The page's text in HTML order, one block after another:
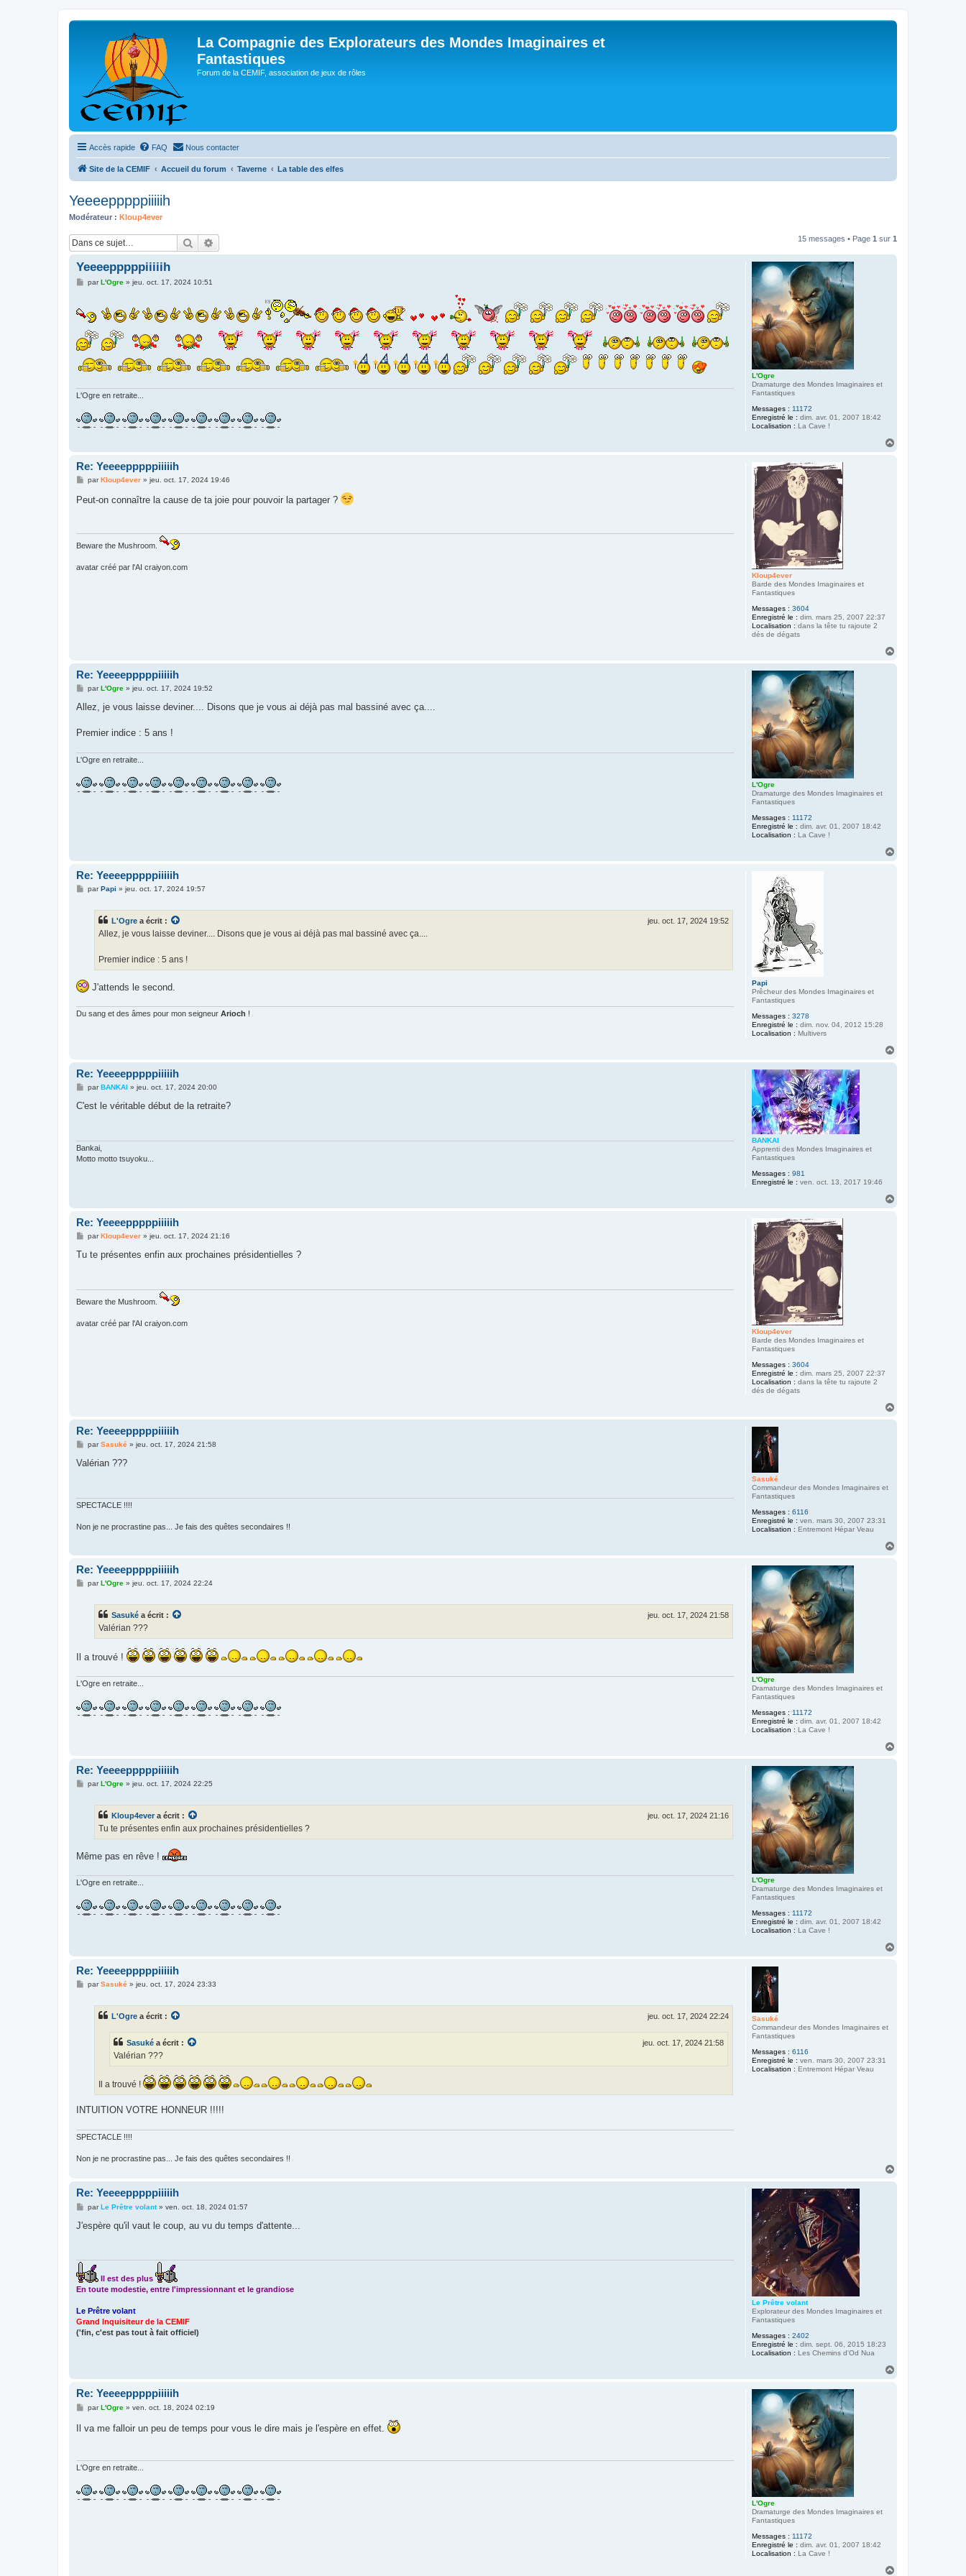
La Compagnie des Explorateurs des Mondes Imaginaires et
Fantastiques
Forum de la CEMIF, association de jeux de rôles
Accès rapide FAQ Nous contacter
Site de la CEMIF Accueil du forum Taverne La table des elfes
Yeeeepppppiiiiih
Modérateur : Kloup4ever
Rechercher 15 messages • Page 1 sur 1
L'Ogre
Dramaturge des Mondes Imaginaires et
Fantastiques
Messages : 11172
Enregistré le : dim. avr. 01, 2007 18:42
Localisation : La Cave !
Yeeeepppppiiiiih
M
a
g
e
parL'Ogre» jeu. oct. 17, 2024 10:51
L'Ogre en retraite...
Kloup4ever
Barde des Mondes Imaginaires et
Fantastiques
Messages : 3604
Enregistré le : dim. mars 25, 2007 22:37
Localisation : dans la tête tu rajoute 2
dés de dégats
Re: Yeeeepppppiiiiih
M
s
parKloup4ever» jeu. oct. 17, 2024 19:46
Peut-on connaître la cause de ta joie pour pouvoir la partager ?
Beware the Mushroom.
avatar créé par l'AI craiyon.com
L'Ogre
Dramaturge des Mondes Imaginaires et
Fantastiques
Messages : 11172
Enregistré le : dim. avr. 01, 2007 18:42
Localisation : La Cave !
Re: Yeeeepppppiiiiih
M
s
g
parL'Ogre» jeu. oct. 17, 2024 19:52
Allez, je vous laisse deviner.... Disons que je vous ai déjà pas mal bassiné avec ça....
Premier indice : 5 ans !
L'Ogre en retraite...
Papi
Prêcheur des Mondes Imaginaires et
Fantastiques
Messages : 3278
Enregistré le : dim. nov. 04, 2012 15:28
Localisation : Multivers
Re: Yeeeepppppiiiiih
MparPapi » jeu. oct. 17, 2024 19:57
L'Ogre a écrit : jeu. oct. 17, 2024 19:52
Allez, je vous laisse deviner.... Disons que je vous ai déjà pas mal bassiné avec ça....
Premier indice : 5 ans !
J'attends le second.
Du sang et des âmes pour mon seigneur Arioch !
BANKAI
Apprenti des Mondes Imaginaires et
Fantastiques
Messages : 981
Enregistré le : ven. oct. 13, 2017 19:46
Re: Yeeeepppppiiiiih
M
s
parBANKAI» jeu. oct. 17, 2024 20:00
C'est le véritable début de la retraite?
Bankai,
Motto motto tsuyoku...
Kloup4ever
Barde des Mondes Imaginaires et
Fantastiques
Messages : 3604
Enregistré le : dim. mars 25, 2007 22:37
Localisation : dans la tête tu rajoute 2
dés de dégats
Re: Yeeeepppppiiiiih
M
s
parKloup4ever» jeu. oct. 17, 2024 21:16
Tu te présentes enfin aux prochaines présidentielles ?
Beware the Mushroom.
avatar créé par l'AI craiyon.com
Sasuké
Commandeur des Mondes Imaginaires et
Fantastiques
Messages : 6116
Enregistré le : ven. mars 30, 2007 23:31
Localisation : Entremont Hépar Veau
Re: Yeeeepppppiiiiih
M
s
parSasuké» jeu. oct. 17, 2024 21:58
Valérian ???
SPECTACLE !!!!
Non je ne procrastine pas... Je fais des quêtes secondaires !!
L'Ogre
Dramaturge des Mondes Imaginaires et
Fantastiques
Messages : 11172
Enregistré le : dim. avr. 01, 2007 18:42
Localisation : La Cave !
Re: Yeeeepppppiiiiih
MparL'Ogre» jeu. oct. 17, 2024 22:24
Sasuké a écrit : jeu. oct. 17, 2024 21:58
Valérian ???
Il a trouvé !
L'Ogre en retraite...
L'Ogre
Dramaturge des Mondes Imaginaires et
Fantastiques
Messages : 11172
Enregistré le : dim. avr. 01, 2007 18:42
Localisation : La Cave !
Re: Yeeeepppppiiiiih
MparL'Ogre» jeu. oct. 17, 2024 22:25
Kloup4ever a écrit : jeu. oct. 17, 2024 21:16
Tu te présentes enfin aux prochaines présidentielles ?
Même pas en rêve !
L'Ogre en retraite...
Sasuké
Commandeur des Mondes Imaginaires et
Fantastiques
Messages : 6116
Enregistré le : ven. mars 30, 2007 23:31
Localisation : Entremont Hépar Veau
Re: Yeeeepppppiiiiih
MparSasuké» jeu. oct. 17, 2024 23:33
L'Ogre a écrit : jeu. oct. 17, 2024 22:24
Sasuké a écrit : jeu. oct. 17, 2024 21:58
Valérian ???
Il a trouvé !
INTUITION VOTRE HONNEUR !!!!!
SPECTACLE !!!!
Non je ne procrastine pas... Je fais des quêtes secondaires !!
Le Prêtre volant
Explorateur des Mondes Imaginaires et
Fantastiques
Messages : 2402
Enregistré le : dim. sept. 06, 2015 18:23
Localisation : Les Chemins d'Od Nua
Re: Yeeeepppppiiiiih
M
s
parLe Prêtre volant» ven. oct. 18, 2024 01:57
J'espère qu'il vaut le coup, au vu du temps d'attente...
Il est des plus
En toute modestie, entre l'impressionnant et le grandiose
Le Prêtre volant
Grand Inquisiteur de la CEMIF
('fin, c'est pas tout à fait officiel)
L'Ogre
Dramaturge des Mondes Imaginaires et
Fantastiques
Messages : 11172
Enregistré le : dim. avr. 01, 2007 18:42
Localisation : La Cave !
Re: Yeeeepppppiiiiih
M
s
parL'Ogre» ven. oct. 18, 2024 02:19
Il va me falloir un peu de temps pour vous le dire mais je l'espère en effet.
L'Ogre en retraite...